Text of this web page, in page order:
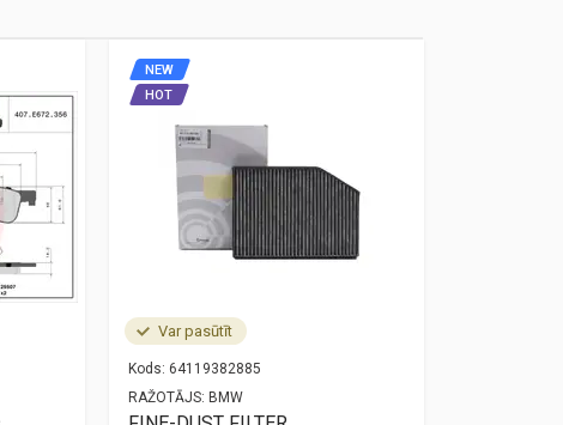
Var pasūtīt
Kods: 64119382885
RAŽOTĀJS: BMW
NEW
HOT